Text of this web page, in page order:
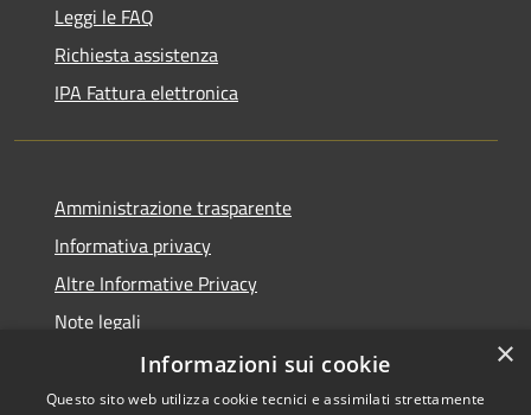
Leggi le FAQ
Richiesta assistenza
IPA Fattura elettronica
Amministrazione trasparente
Informativa privacy
Altre Informative Privacy
Note legali
Dichiarazione di accessibilità
×
Informazioni sui cookie
Questo sito web utilizza cookie tecnici e assimilati strettamente